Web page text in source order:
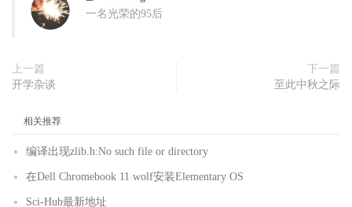
一名光荣的95后
上一篇
开学杂谈
下一篇
至此中秋之际
相关推荐
编译出现zlib.h:No such file or directory
在Dell Chromebook 11 wolf安装Elementary OS
Sci-Hub最新地址